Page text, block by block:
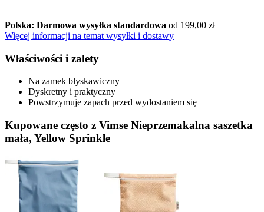
Polska: Darmowa wysyłka standardowa od 199,00 zł
Więcej informacji na temat wysyłki i dostawy
Właściwości i zalety
Na zamek błyskawiczny
Dyskretny i praktyczny
Powstrzymuje zapach przed wydostaniem się
Kupowane często z Vimse Nieprzemakalna saszetka
mała, Yellow Sprinkle